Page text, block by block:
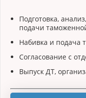
Подготовка,
подачи
Набивка и подача
Согласование с
Выпуск ДТ,